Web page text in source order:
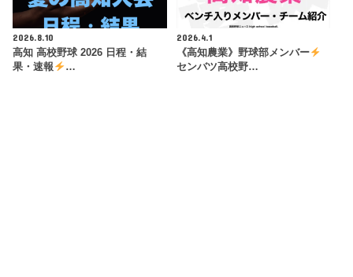
2026.8.10
高知 高校野球 2026 日程・結
果・速報
…
2026.4.1
《高知農業》野球部メンバー
センバツ高校野…